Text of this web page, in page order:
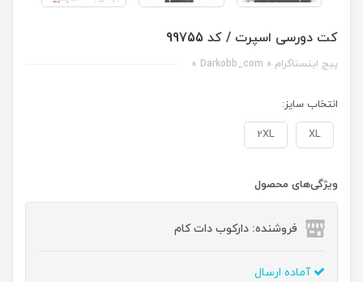
کت دورسی اسپرت / کد 99755
پیج اینستاگرام « Darkobb_com »
انتخاب سایز:
XL
2XL
ویژگی‌های محصول
فروشنده: دارکوب دات کام
آماده ارسال